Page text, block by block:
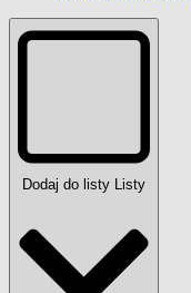
Dodaj do listy Listy